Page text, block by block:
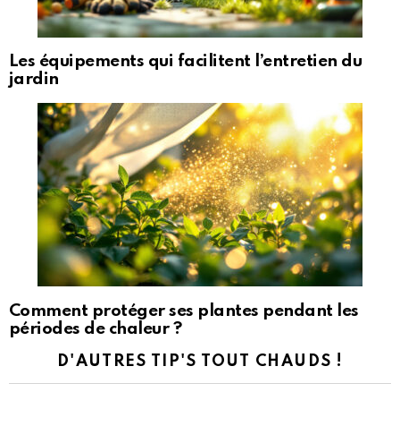
Les équipements qui facilitent l’entretien du
jardin
Comment protéger ses plantes pendant les
périodes de chaleur ?
D'AUTRES TIP'S TOUT CHAUDS !